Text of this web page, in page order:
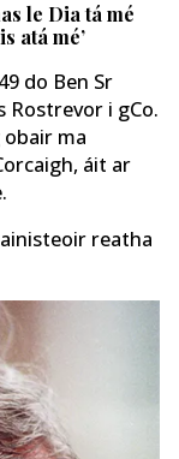
le Dia tá mé
atá mé’
do Ben Sr
Rostrevor i gCo.
ma
áit ar
reatha